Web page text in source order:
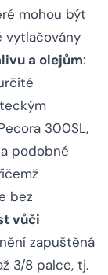
mohou být
vytlačovány
a olejům:
300SL,
podobné
bez
vůči
zapuštěná
3/8 palce, tj.